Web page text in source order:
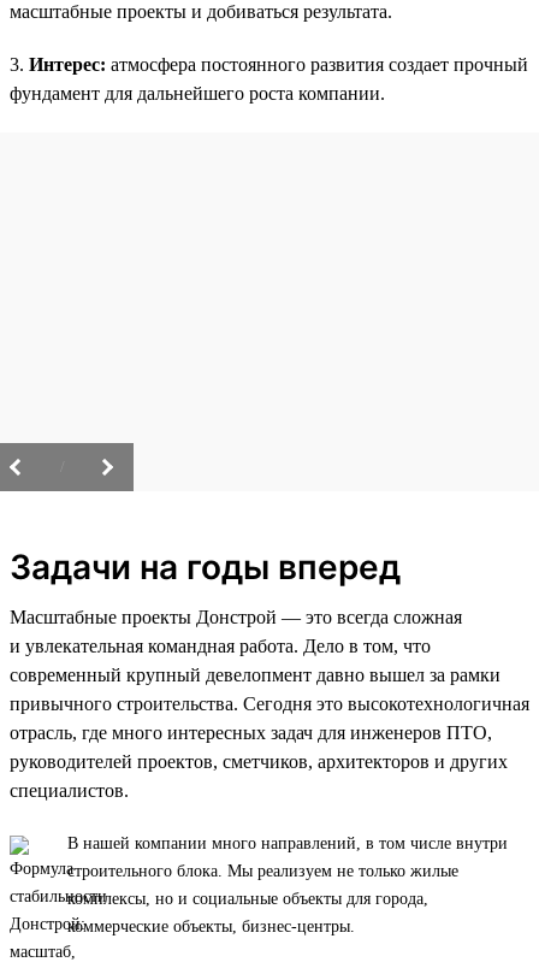
масштабные проекты и добиваться результата.
3. Интерес: атмосфера постоянного развития создает прочный
фундамент для дальнейшего роста компании.
Задачи на годы вперед
Масштабные проекты Донстрой — это всегда сложная
и увлекательная командная работа. Дело в том, что
современный крупный девелопмент давно вышел за рамки
привычного строительства. Сегодня это высокотехнологичная
отрасль, где много интересных задач для инженеров ПТО,
руководителей проектов, сметчиков, архитекторов и других
специалистов.
В нашей компании много направлений, в том числе внутри
строительного блока. Мы реализуем не только жилые
комплексы, но и социальные объекты для города,
коммерческие объекты, бизнес-центры.